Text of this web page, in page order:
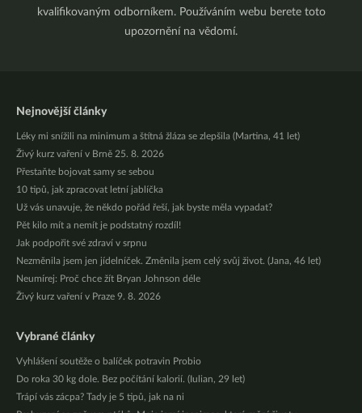
kvalifikovaným odborníkem. Používáním webu berete toto
upozornění na vědomí.
Nejnovější články
Léky mi snížili na minimum a štítná žláza se zlepšila (Martina, 41 let)
Živý kurz vaření v Brně 25. 8. 2026
Přestaňte bojovat samy se sebou
10 tipů, jak zpracovat letní jablíčka
Už vás unavuje, že někdo pořád řeší, jak byste měla vypadat?
Pět kilo mít a nemít je podstatný rozdíl!
Jak podpořit své zdraví v srpnu
Nezměnila jsem jen jídelníček. Změnila jsem celý svůj život. (Jana, 46 let)
Neumírej: Proč chce žít Bryan Johnson déle
Živý kurz vaření v Praze 9. 8. 2026
Vybrané články
Vyhlášení soutěže o balíček potravin Probio
Do roka 30 kg dole. Bez počítání kalorií. (Iulian, 29 let)
Trápí vás zácpa? Tady je 5 tipů, jak na ni